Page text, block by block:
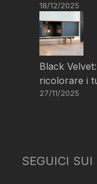
18/12/2025
Black
ricolorare i
27/11/2025
SEGUICI SUI